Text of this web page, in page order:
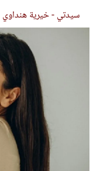
سيدتي - خيرية هنداوي
سيدتي وطفلك
لايف ستايل
مطبخ سيدتي
عروس سيدتي